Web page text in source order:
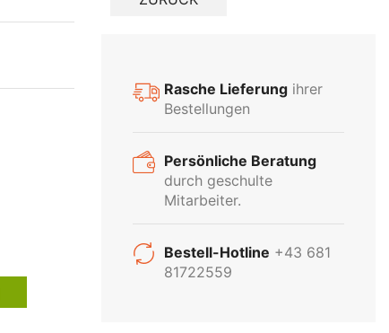
Rasche Lieferung ihrer
Bestellungen
Persönliche Beratung
durch geschulte
Mitarbeiter.
Bestell-Hotline +43 681
81722559
INDUSTRIE